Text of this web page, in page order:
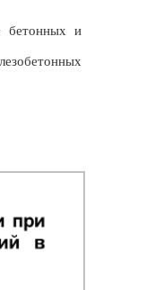
бетонных и